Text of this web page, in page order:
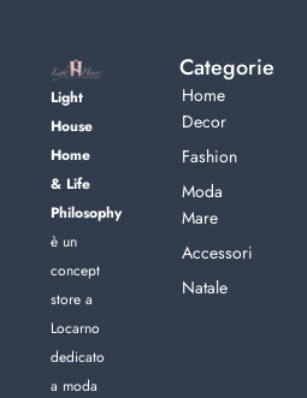
Light
House
Home
& Life
Philosophy
è un
concept
store a
Locarno
dedicato
a moda
Categorie
Home
Decor
Fashion
Moda
Mare
Accessori
Natale